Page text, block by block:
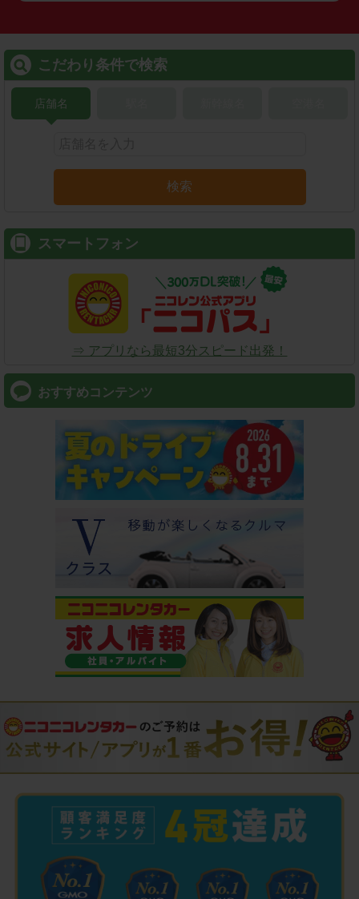
こだわり条件で検索
店舗名
検索
スマートフォン
⇒ アプリなら最短3分スピード出発！
おすすめコンテンツ